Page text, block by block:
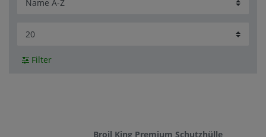
Filter
Broil King Premium Schutzhülle